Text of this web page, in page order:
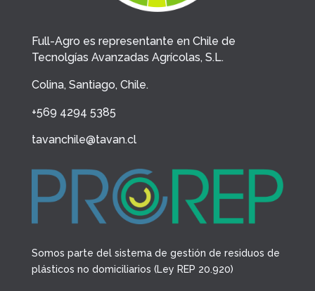
Full-Agro es representante en Chile de
Tecnolgías Avanzadas Agrícolas, S.L.
Colina, Santiago, Chile.
+569 4294 5385
tavanchile@tavan.cl
Somos parte del sistema de gestión de residuos de
plásticos no domiciliarios (Ley REP 20.920)